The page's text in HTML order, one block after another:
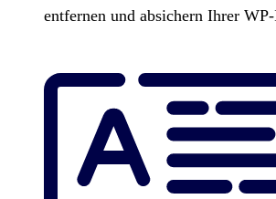
entfernen und absichern Ihrer